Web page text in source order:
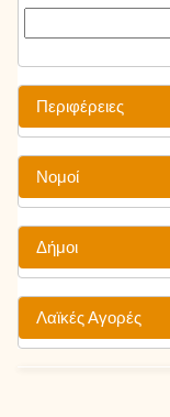
Περιφέρειες
Νομοί
Δήμοι
Λαϊκές Αγορές